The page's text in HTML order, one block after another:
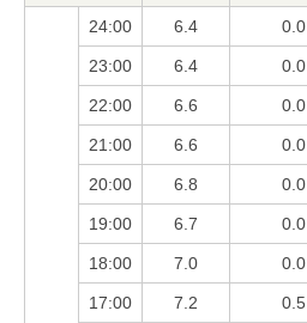
24:00 6.4 0.0
23:00 6.4 0.0
22:00 6.6 0.0
21:00 6.6 0.0
20:00 6.8 0.0
19:00 6.7 0.0
18:00 7.0 0.0
17:00 7.2 0.5